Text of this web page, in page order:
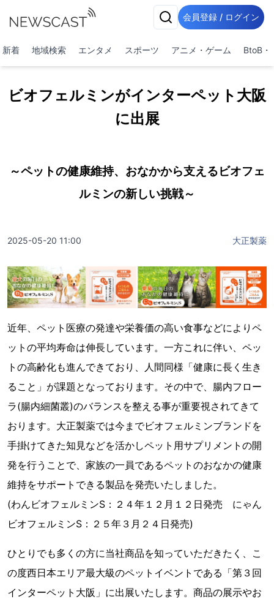
会員登録 / ログイン
新着 地域検索 エンタメ スポーツ アニメ・ゲーム BtoB・
ビオフェルミンがインターペット大阪
に出展
～ペットの健康維持、おなかから支えるビオフェ
ルミンの新しい挑戦～
2025-05-20 11:00 大正製薬
近年、ペット医療の発達や栄養価の高い食事などによりペ
ットの平均寿命は伸長しています。一方これに伴い、ペッ
トの高齢化も進んできており、人間同様「健康に長く生き
ること」が課題となっております。その中で、腸内フロー
ラ(腸内細菌叢)のバランスを整える事が重要視されてきて
おります。大正製薬では今までビオフェルミンブランドを
手掛けてきた知見などを活かしペット用サプリメントの開
発を行うことで、家族の一員であるペットのおなかの健康
維持をサポートできる製品を発売いたしました。
(わんビオフェルミンS：２４年１２月１２日発売 にゃん
ビオフェルミンS：２５年３月２４日発売)
ひとりでも多くの方に当社商品を知っていただきたく、こ
の度西日本エリア最大級のペットイベントである「第３回
インターペット大阪」に出展いたします。商品の展示やお